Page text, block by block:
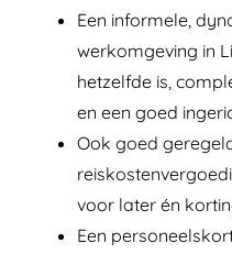
Een informele,
werkomgeving in
hetzelfde is,
en een goed
Ook goed
voor later én
Een